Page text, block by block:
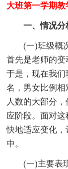
大班第一学期
一、情况分
(一)班级概况
首先是老师的变
于是，现在我们
名，男女比例
人数的大部分
应阶段。面对
快地适应变化
中。
(一)主要表